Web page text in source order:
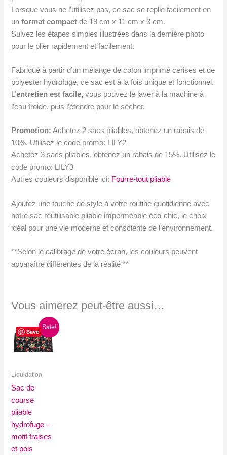
Lorsque vous ne l’utilisez pas, ce sac se replie facilement en
unformat compact de 19 cm x 11 cm x 3 cm.
Suivez les étapes simples illustrées dans la dernière photo
pour le plier rapidement et facilement.
Fabriqué à partir d’un mélange de coton imprimé cerises et de
polyester hydrofuge, ce sac est à la fois unique et fonctionnel.
L’entretien est facile,vous pouvez le laver à la machine à
l’eau froide, puis l’étendre pour le sécher.
Promotion: Achetez 2 sacs pliables, obtenez un rabais de
10%. Utilisez le code promo: LILY2
Achetez 3 sacs pliables, obtenez un rabais de 15%. Utilisez le
code promo: LILY3
Autres couleurs disponible ici: Fourre-tout pliable
Ajoutez une touche de style à votre routine quotidienne avec
notre sac réutilisable pliable imperméable éco-chic, le choix
idéal pour une vie moderne et consciente de l’environnement.
**Selon le calibrage de votre écran, les couleurs peuvent
apparaître différentes de la réalité **
Vous aimerez peut-être aussi…
Save
Sale!
Liquidation
Sac de
course
pliable
hydrofuge –
motif fraises
et pois